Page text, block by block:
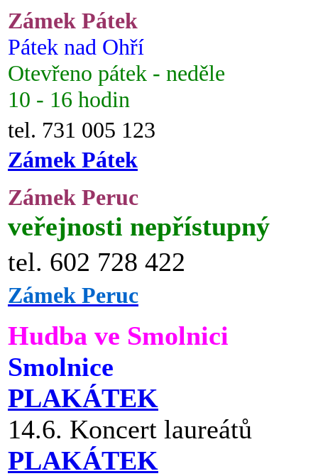
Zámek Pátek
Pátek nad Ohří
Otevřeno pátek - neděle
10 - 16 hodin
tel. 731 005 123
Zámek Pátek
Zámek Peruc
veřejnosti nepřístupný
tel. 602 728 422
Zámek Peruc
Hudba ve Smolnici
Smolnice
PLAKÁTEK
14.6. Koncert laureátů
PLAKÁTEK